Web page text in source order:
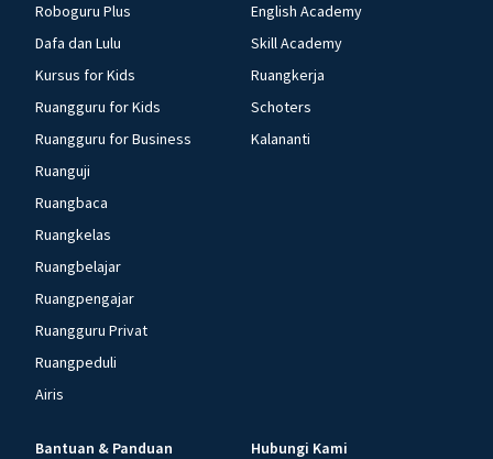
Roboguru Plus
Dafa dan Lulu
Kursus for Kids
Ruangguru for Kids
Ruangguru for Business
Ruanguji
Ruangbaca
Ruangkelas
Ruangbelajar
Ruangpengajar
Ruangguru Privat
Ruangpeduli
Airis
English Academy
Skill Academy
Ruangkerja
Schoters
Kalananti
Bantuan & Panduan Hubungi Kami